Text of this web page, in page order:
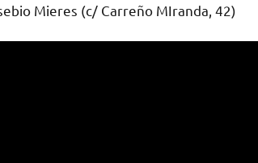
Mieres (c/ Carreño MIranda, 42)